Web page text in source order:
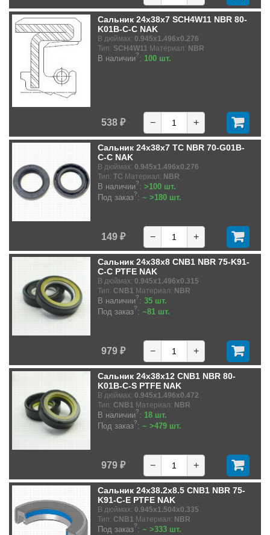
Сальник 24x38x7 SCH4W11 NBR 80-
K01B-C-C NAK
В дюймах: 0.945x1.496x0.276
Тип: SCH4W11 Материал: NBR
В наличии?: 100 шт.
538 ₽ − +
Сальник 24x38x7 TC NBR 70-G01B-
C-C NAK
В дюймах: 0.945x1.496x0.276
Тип: TC Материал: NBR
В наличии?: >100 шт.
Под заказ?: ~ >180 шт.
149 ₽ − +
Сальник 24x38x8 CNB1 NBR 75-K91-
C-C PTFE NAK
В дюймах: 0.945x1.496x0.315
Тип: CNB1 Материал: NBR
В наличии?: 35 шт.
Под заказ?: ~81 шт.
979 ₽ − +
Сальник 24x38x12 CNB1 NBR 80-
K01B-C-S PTFE NAK
В дюймах: 0.945x1.496x0.472
Тип: CNB1 Материал: NBR
В наличии?: 18 шт.
Под заказ?: ~ >479 шт.
979 ₽ − +
Сальник 24x38.2x8.5 CNB1 NBR 75-
K91-C-E PTFE NAK
В дюймах: 0.945x1.504x0.335
Тип: CNB1 Материал: NBR
Под заказ?: ~ >333 шт.